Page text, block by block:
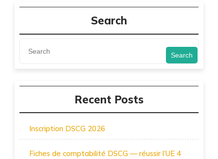
Search
Search
Recent Posts
Inscription DSCG 2026
Fiches de comptabilité DSCG — réussir l’UE 4